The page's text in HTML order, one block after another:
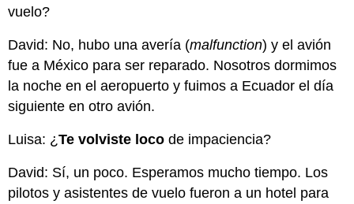
vuelo?
David: No, hubo una avería (malfunction) y el avión
fue a México para ser reparado. Nosotros dormimos
la noche en el aeropuerto y fuimos a Ecuador el día
siguiente en otro avión.
Luisa: ¿Te volviste loco de impaciencia?
David: Sí, un poco. Esperamos mucho tiempo. Los
pilotos y asistentes de vuelo fueron a un hotel para